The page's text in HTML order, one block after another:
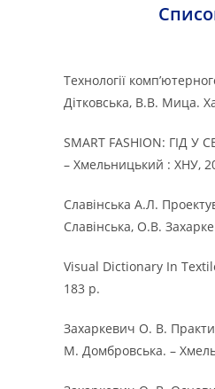
Технології
Дітковська, В.В. Мица.
SMART FASHION: ГІД
– Хмельницький : ХНУ,
Славінська А.Л.
Славінська, О.В.
Visual Dictionary In
183 p.
Захаркевич О. В.
М. Домбровська. –